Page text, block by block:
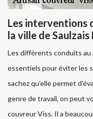
Les interventions
la ville de
Les différents conduits au
essentiels pour éviter les
sachez qu'elle permet
genre de travail, on peut
couvreur Viss. Il a